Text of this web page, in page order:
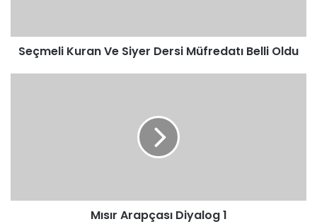
Seçmeli Kuran Ve Siyer Dersi Müfredatı Belli Oldu
Mısır Arapçası Diyalog 1